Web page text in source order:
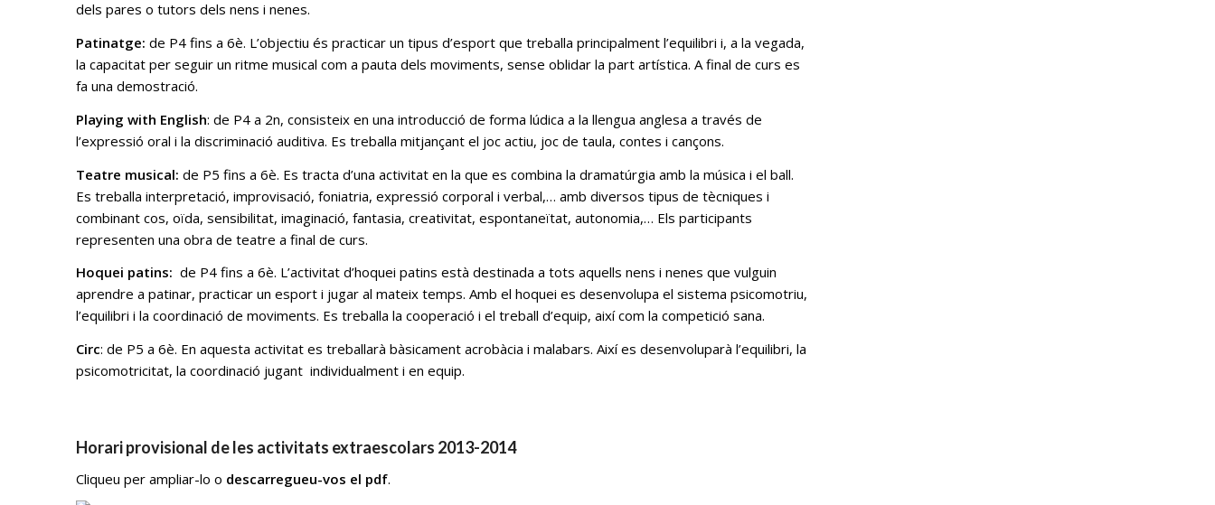
dels pares o tutors dels nens i nenes.
Patinatge: de P4 fins a 6è. L’objectiu és practicar un tipus d’esport que treballa principalment l’equilibri i, a la vegada,
la capacitat per seguir un ritme musical com a pauta dels moviments, sense oblidar la part artística. A final de curs es
fa una demostració.
Playing with English: de P4 a 2n, consisteix en una introducció de forma lúdica a la llengua anglesa a través de
l’expressió oral i la discriminació auditiva. Es treballa mitjançant el joc actiu, joc de taula, contes i cançons.
Teatre musical: de P5 fins a 6è. Es tracta d’una activitat en la que es combina la dramatúrgia amb la música i el ball.
Es treballa interpretació, improvisació, foniatria, expressió corporal i verbal,… amb diversos tipus de tècniques i
combinant cos, oïda, sensibilitat, imaginació, fantasia, creativitat, espontaneïtat, autonomia,… Els participants
representen una obra de teatre a final de curs.
Hoquei patins: de P4 fins a 6è. L’activitat d’hoquei patins està destinada a tots aquells nens i nenes que vulguin
aprendre a patinar, practicar un esport i jugar al mateix temps. Amb el hoquei es desenvolupa el sistema psicomotriu,
l’equilibri i la coordinació de moviments. Es treballa la cooperació i el treball d’equip, així com la competició sana.
Circ: de P5 a 6è. En aquesta activitat es treballarà bàsicament acrobàcia i malabars. Així es desenvoluparà l’equilibri, la
psicomotricitat, la coordinació jugant individualment i en equip.
Horari provisional de les activitats extraescolars 2013-2014
Cliqueu per ampliar-lo o descarregueu-vos el pdf.